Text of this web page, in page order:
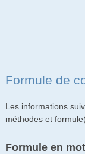
Formule de
Les informations
méthodes et
Formule en